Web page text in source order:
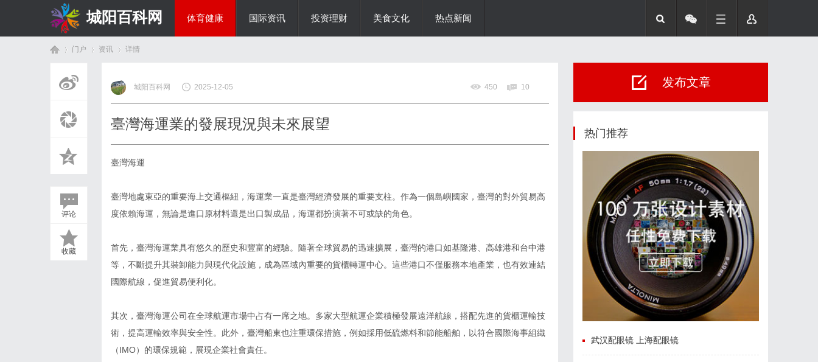
城阳百科网 体育健康 国际资讯 投资理财 美食文化 热点新闻
门户 资讯
›
详情
评论
收藏
城阳百科网 2025-12-05 450 10
臺灣海運業的發展現況與未來展望
臺灣海運
臺灣地處東亞的重要海上交通樞紐，海運業一直是臺灣經濟發展的重要支柱。作為一個島嶼國家，臺灣的對外貿易高
度依賴海運，無論是進口原材料還是出口製成品，海運都扮演著不可或缺的角色。
首先，臺灣海運業具有悠久的歷史和豐富的經驗。隨著全球貿易的迅速擴展，臺灣的港口如基隆港、高雄港和台中港
等，不斷提升其裝卸能力與現代化設施，成為區域內重要的貨櫃轉運中心。這些港口不僅服務本地產業，也有效連結
國際航線，促進貿易便利化。
其次，臺灣海運公司在全球航運市場中占有一席之地。多家大型航運企業積極發展遠洋航線，搭配先進的貨櫃運輸技
術，提高運輸效率與安全性。此外，臺灣船東也注重環保措施，例如採用低硫燃料和節能船舶，以符合國際海事組織
（IMO）的環保規範，展現企業社會責任。
发布文章
热门推荐
武汉配眼镜 上海配眼镜